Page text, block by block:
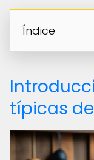
Índice
típicas